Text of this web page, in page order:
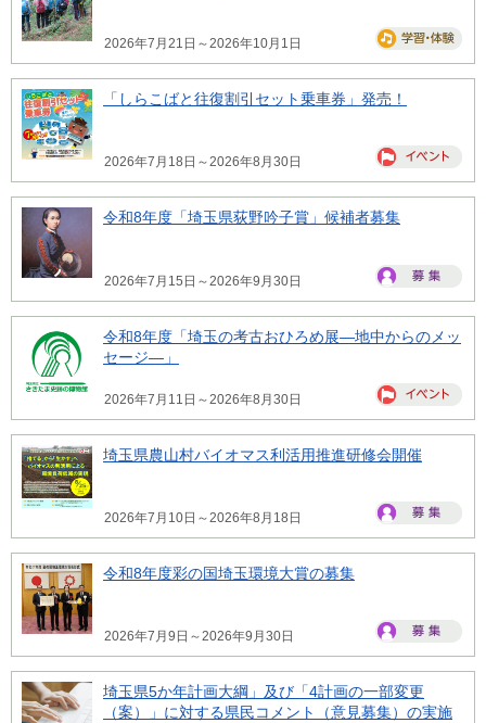
2026年7月21日～2026年10月1日
「しらこばと往復割引セット乗車券」発売！
2026年7月18日～2026年8月30日
令和8年度「埼玉県荻野吟子賞」候補者募集
2026年7月15日～2026年9月30日
令和8年度「埼玉の考古おひろめ展―地中からのメッ
セージ―」
2026年7月11日～2026年8月30日
埼玉県農山村バイオマス利活用推進研修会開催
2026年7月10日～2026年8月18日
令和8年度彩の国埼玉環境大賞の募集
2026年7月9日～2026年9月30日
埼玉県5か年計画大綱」及び「4計画の一部変更
（案）」に対する県民コメント（意見募集）の実施